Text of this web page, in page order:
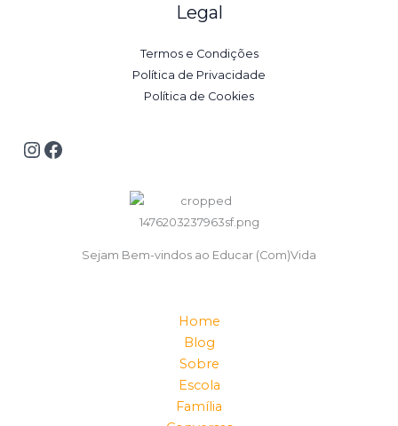
Legal
Termos e Condições
Política de Privacidade
Política de Cookies
Sejam Bem-vindos ao Educar (Com)Vida
Home
Blog
Sobre
Escola
Família